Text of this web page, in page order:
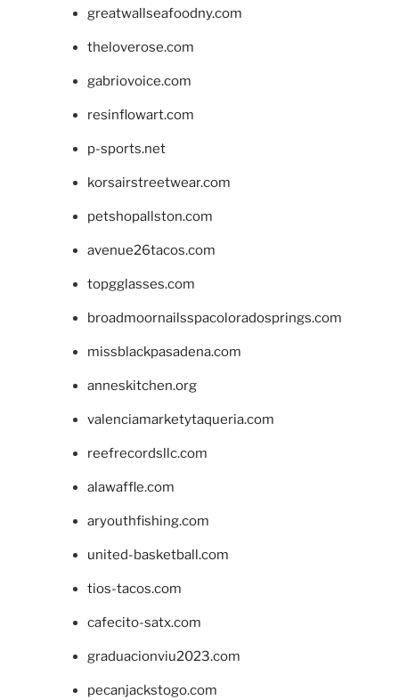
greatwallseafoodny.com
theloverose.com
gabriovoice.com
resinflowart.com
p-sports.net
korsairstreetwear.com
petshopallston.com
avenue26tacos.com
topgglasses.com
broadmoornailsspacoloradosprings.com
missblackpasadena.com
anneskitchen.org
valenciamarketytaqueria.com
reefrecordsllc.com
alawaffle.com
aryouthfishing.com
united-basketball.com
tios-tacos.com
cafecito-satx.com
graduacionviu2023.com
pecanjackstogo.com